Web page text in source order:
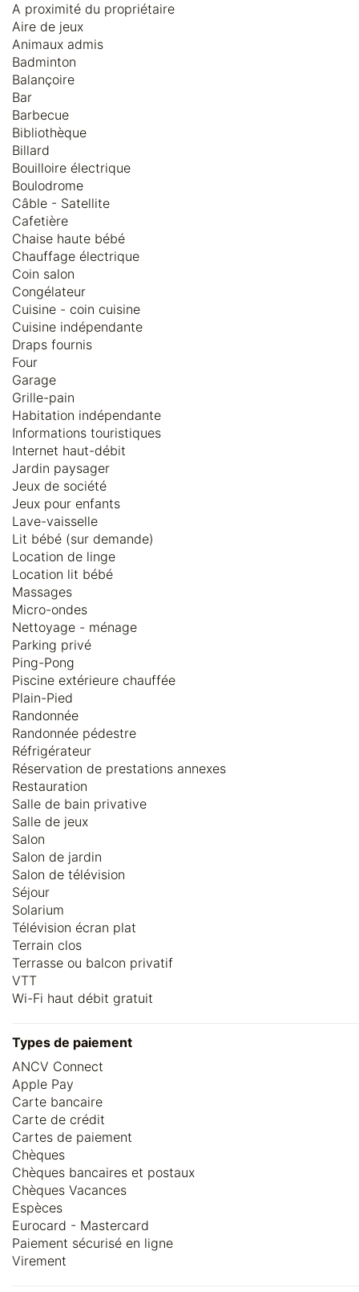
A proximité du propriétaire
Aire de jeux
Animaux admis
Badminton
Balançoire
Bar
Barbecue
Bibliothèque
Billard
Bouilloire électrique
Boulodrome
Câble - Satellite
Cafetière
Chaise haute bébé
Chauffage électrique
Coin salon
Congélateur
Cuisine - coin cuisine
Cuisine indépendante
Draps fournis
Four
Garage
Grille-pain
Habitation indépendante
Informations touristiques
Internet haut-débit
Jardin paysager
Jeux de société
Jeux pour enfants
Lave-vaisselle
Lit bébé (sur demande)
Location de linge
Location lit bébé
Massages
Micro-ondes
Nettoyage - ménage
Parking privé
Ping-Pong
Piscine extérieure chauffée
Plain-Pied
Randonnée
Randonnée pédestre
Réfrigérateur
Réservation de prestations annexes
Restauration
Salle de bain privative
Salle de jeux
Salon
Salon de jardin
Salon de télévision
Séjour
Solarium
Télévision écran plat
Terrain clos
Terrasse ou balcon privatif
VTT
Wi-Fi haut débit gratuit
Types de paiement
ANCV Connect
Apple Pay
Carte bancaire
Carte de crédit
Cartes de paiement
Chèques
Chèques bancaires et postaux
Chèques Vacances
Espèces
Eurocard - Mastercard
Paiement sécurisé en ligne
Virement